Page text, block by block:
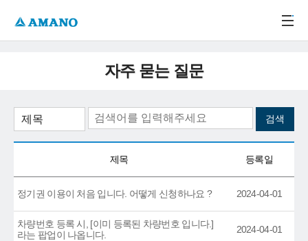
자주 묻는 질문
제목 등록일
정기권 이용이 처음 입니다. 어떻게 신청하나요 ? 2024-04-01
차량번호 등록 시, [이미 등록된 차량번호 입니다.]
라는 팝업이 나옵니다.
2024-04-01